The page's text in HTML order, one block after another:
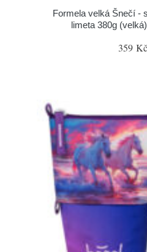
Formela velká Šnečí -
limeta 380g
359 Kč